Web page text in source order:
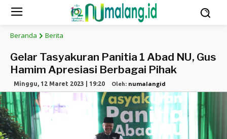
Beranda Berita
Gelar Tasyakuran Panitia 1 Abad NU, Gus
Hamim Apresiasi Berbagai Pihak
Minggu, 12 Maret 2023 | 19:20 Oleh: numalangid